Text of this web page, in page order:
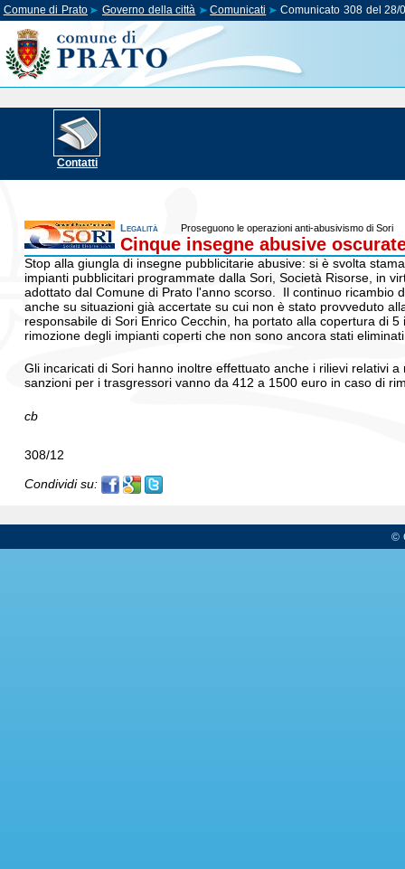
Comune di Prato Governo della città Comunicati Comunicato 308 del 28/
Contatti
Legalità Proseguono le operazioni anti-abusivismo di Sori
Cinque insegne abusive
Stop alla giungla di insegne pubblicitarie abusive: si è svolta
impianti pubblicitari programmate dalla Sori, Società Risorse, in
adottato dal Comune di Prato l'anno scorso. Il continuo ricambio
anche su situazioni già accertate su cui non è stato provveduto
responsabile di Sori Enrico Cecchin, ha portato alla copertura di
rimozione degli impianti coperti che non sono ancora stati
Gli incaricati di Sori hanno inoltre effettuato anche i rilievi relativi
sanzioni per i trasgressori vanno da 412 a 1500 euro in caso di
cb
308/12
Condividi su:
©